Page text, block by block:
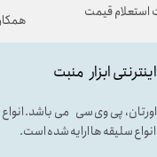
ابزار منبت
اورتان، پی وی سی می باشد.
سلیقه ها ارایه شده است.
قیمت